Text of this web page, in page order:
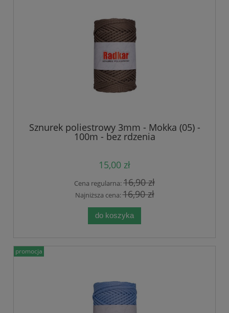
Sznurek poliestrowy 3mm - Mokka (05) -
100m - bez rdzenia
15,00 zł
Cena regularna:16,90 zł
Najniższa cena:16,90 zł
do koszyka
promocja